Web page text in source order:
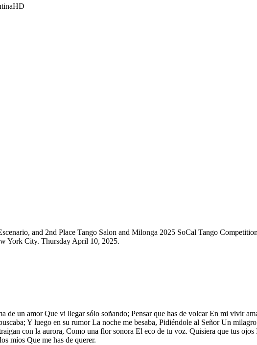
HD
and 2nd Place Tango Salon and Milonga 2025 SoCal Tango
York City. Thursday April 10, 2025.
de un amor Que vi llegar sólo soñando; Pensar que has de volcar En mi vivir
Y luego en su rumor La noche me besaba, Pidiéndole al Señor Un
con la aurora, Como una flor sonora El eco de tu voz. Quisiera que tus
míos Que me has de querer.